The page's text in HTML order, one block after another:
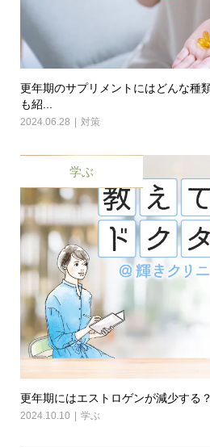
更年期のサプリメントにはどんな種
も紹...
2024.06.28 対策
学ぶ
更年期にはエストロゲンが減少する
2024.10.10 学ぶ